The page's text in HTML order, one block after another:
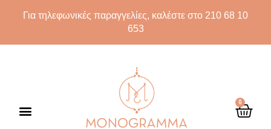
Για τηλεφωνικές παραγγελίες, καλέστε στο 210 68 10
653
0